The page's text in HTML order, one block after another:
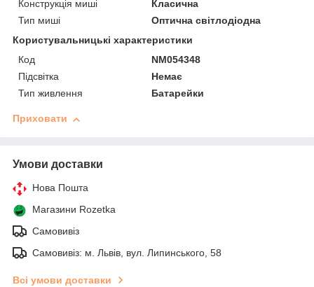
Конструкція миші
Класична
Тип миші
Оптична світлодіодна
Користувальницькі характеристики
Код
NM054348
Підсвітка
Немає
Тип живлення
Батарейки
Приховати
Умови доставки
Нова Пошта
Магазини Rozetka
Самовивіз
Самовивіз: м. Львів, вул. Липинського, 58
Всі умови доставки